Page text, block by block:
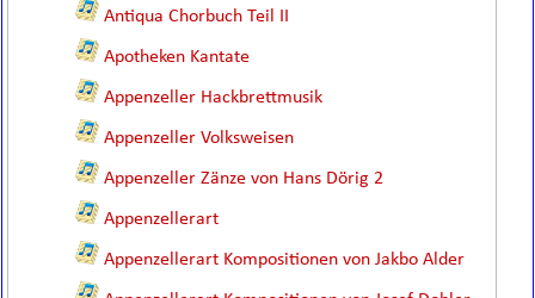
Antiqua Chorbuch Teil II
Apotheken Kantate
Appenzeller Hackbrettmusik
Appenzeller Volksweisen
Appenzeller Zänze von Hans Dörig 2
Appenzellerart
Appenzellerart Kompositionen von Jakbo Alder